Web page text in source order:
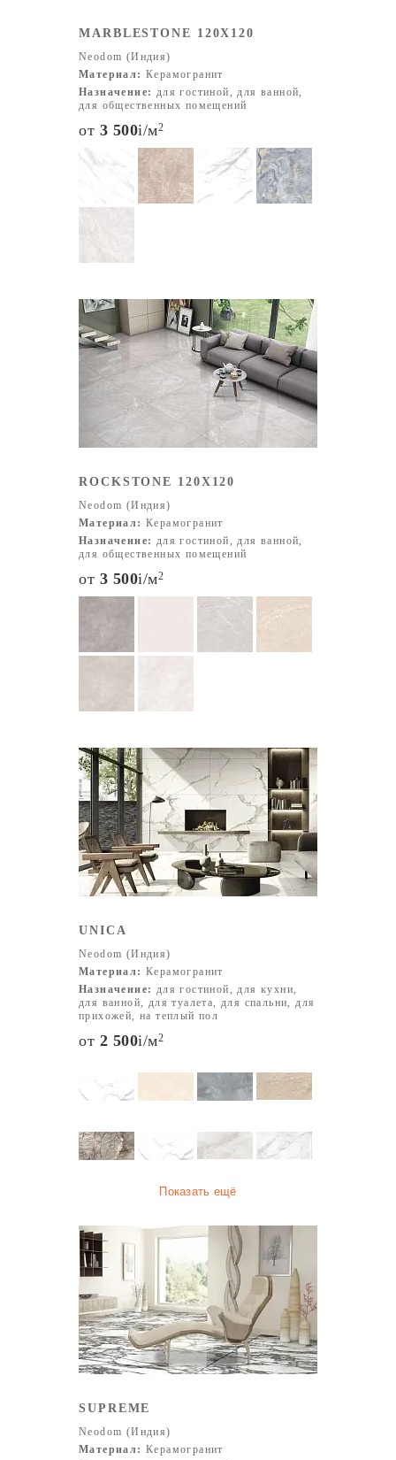
MARBLESTONE 120X120
Neodom (Индия)
Материал: Керамогранит
Назначение: для гостиной, для ванной,
для общественных помещений
от 3 500i/м2
ROCKSTONE 120X120
Neodom (Индия)
Материал: Керамогранит
Назначение: для гостиной, для ванной,
для общественных помещений
от 3 500i/м2
UNICA
Neodom (Индия)
Материал: Керамогранит
Назначение: для гостиной, для кухни,
для ванной, для туалета, для спальни, для
прихожей, на теплый пол
от 2 500i/м2
Показать ещё
SUPREME
Neodom (Индия)
Материал: Керамогранит